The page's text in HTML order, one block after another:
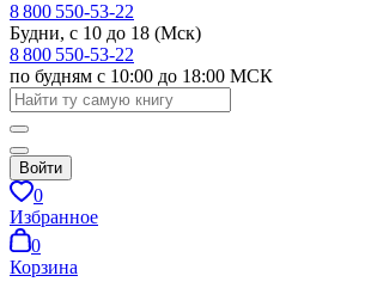
8 800 550-53-22
Будни, с 10 до 18 (Мск)
8 800 550-53-22
по будням с 10:00 до 18:00 МСК
Войти
0
Избранное
0
Корзина